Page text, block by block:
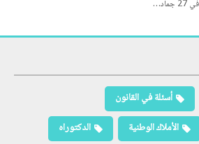
أسئلة في القانون
الأملاك الوطنية
الدكتوراه